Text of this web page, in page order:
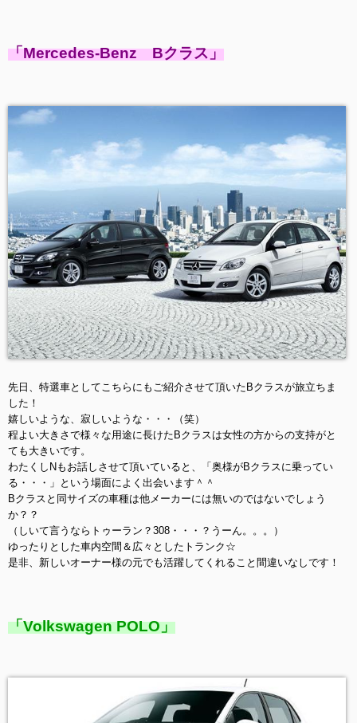
「Mercedes-Benz Bクラス」
先日、特選車としてこちらにもご紹介させて頂いたBクラスが旅立ちま
した！
嬉しいような、寂しいような・・・（笑）
程よい大きさで様々な用途に長けたBクラスは女性の方からの支持がと
ても大きいです。
わたくしNもお話しさせて頂いていると、「奥様がBクラスに乗ってい
る・・・」という場面によく出会います＾＾
Bクラスと同サイズの車種は他メーカーには無いのではないでしょう
か？？
（しいて言うならトゥーラン？308・・・？うーん。。。）
ゆったりとした車内空間＆広々としたトランク☆
是非、新しいオーナー様の元でも活躍してくれること間違いなしです！
「Volkswagen POLO」